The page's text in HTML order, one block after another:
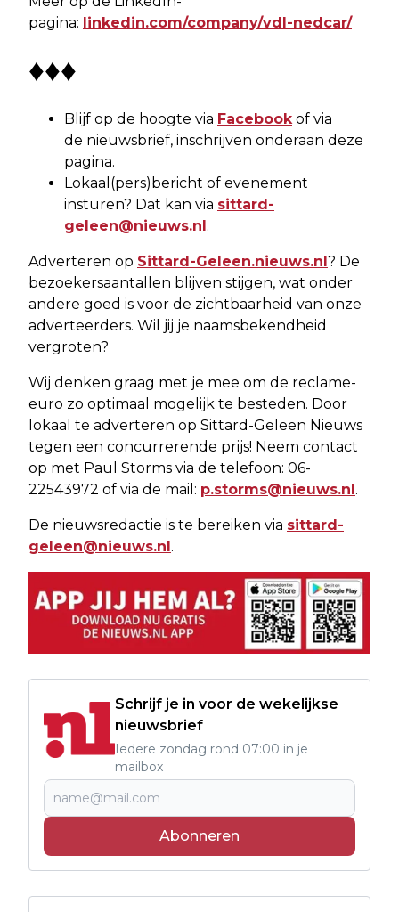
pagina: linkedin.com/company/vdl-nedcar/
♦♦♦
Blijf op de hoogte via Facebookof via
de nieuwsbrief, inschrijven onderaan deze
pagina.
Lokaal(pers)bericht of evenement
insturen? Dat kan via sittard-
geleen@nieuws.nl .
Adverteren op Sittard-Geleen.nieuws.nl ? De
bezoekersaantallen blijven stijgen, wat onder
andere goed is voor de zichtbaarheid van onze
adverteerders. Wil jij je naamsbekendheid
vergroten?
Wij denken graag met je mee om de reclame-
euro zo optimaal mogelijk te besteden. Door
lokaal te adverteren op Sittard-Geleen Nieuws
tegen een concurrerende prijs! Neem contact
op met Paul Storms via de telefoon: 06-
22543972 of via de mail: p.storms@nieuws.nl .
De nieuwsredactie is te bereiken via sittard-
geleen@nieuws.nl .
Schrijf je in voor de wekelijkse
nieuwsbrief
Iedere zondag rond 07:00 in je
mailbox
Abonneren